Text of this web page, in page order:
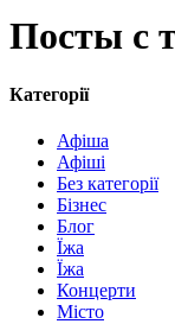
Посты с
Категорії
Афіша
Афіші
Без категорії
Бізнес
Блог
Їжа
Їжа
Концерти
Місто